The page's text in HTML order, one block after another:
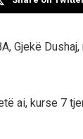
Gjekë
ai, kurse 7